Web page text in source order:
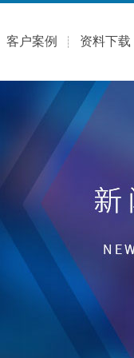
客户案例 资料下载